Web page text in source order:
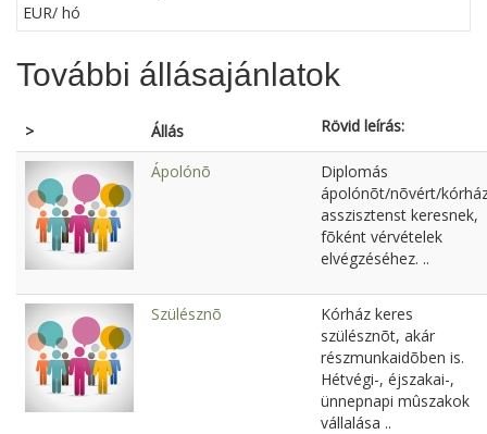
EUR/ hó
További állásajánlatok
> Állás Rövid leírás:
Ápolónõ
Diplomás
ápolónõt/nõvért/
asszisztenst keresnek,
fõként vérvételek
elvégzéséhez. ..
Szülésznõ
Kórház keres
szülésznõt, akár
részmunkaidõben is.
Hétvégi-, éjszakai-,
ünnepnapi mûszakok
vállalása ..